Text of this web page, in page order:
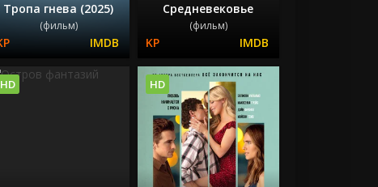
Тропа гнева (2025)
(фильм)
Средневековье
(фильм)
HD HD